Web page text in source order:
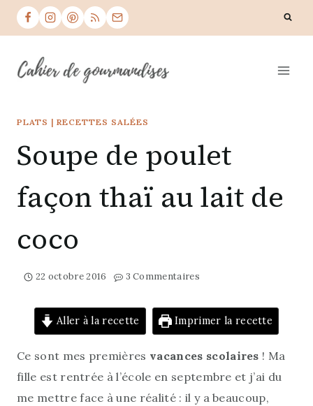
Skip
PLATS | RECETTES SALÉES
Soupe de poulet
façon thaï au lait de
coco
22 octobre 2016 3 Commentaires
Aller à la recette Imprimer la recette
Ce sont mes premières vacances scolaires ! Ma
fille est rentrée à l’école en septembre et j’ai du
me mettre face à une réalité : il y a beaucoup,